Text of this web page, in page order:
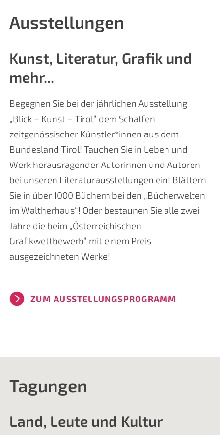
Ausstellungen
Kunst, Literatur, Grafik und
mehr...
Begegnen Sie bei der jährlichen Ausstellung
„Blick – Kunst – Tirol“ dem Schaffen
zeitgenössischer Künstler*innen aus dem
Bundesland Tirol! Tauchen Sie in Leben und
Werk herausragender Autorinnen und Autoren
bei unseren Literaturausstellungen ein! Blättern
Sie in über 1000 Büchern bei den „Bücherwelten
im Waltherhaus“! Oder bestaunen Sie alle zwei
Jahre die beim „Österreichischen
Grafikwettbewerb“ mit einem Preis
ausgezeichneten Werke!
ZUM AUSSTELLUNGSPROGRAMM
Tagungen
Land, Leute und Kultur